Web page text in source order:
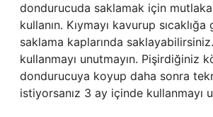
dondurucuda saklamak için mutlaka
kullanın. Kıymayı kavurup
saklama kaplarında
kullanmayı unutmayın. Pişirdiğiniz
dondurucuya koyup daha sonra
istiyorsanız 3 ay içinde kullanmayı